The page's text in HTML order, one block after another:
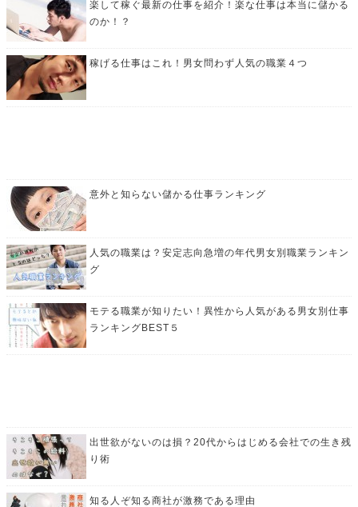
楽して稼ぐ最新の仕事を紹介！楽な仕事は本当に儲かる
のか！？
稼げる仕事はこれ！男女問わず人気の職業４つ
意外と知らない儲かる仕事ランキング
人気の職業は？安定志向急増の年代男女別職業ランキン
グ
モテる職業が知りたい！異性から人気がある男女別仕事
ランキングBEST５
出世欲がないのは損？20代からはじめる会社での生き残
り術
知る人ぞ知る商社が激務である理由